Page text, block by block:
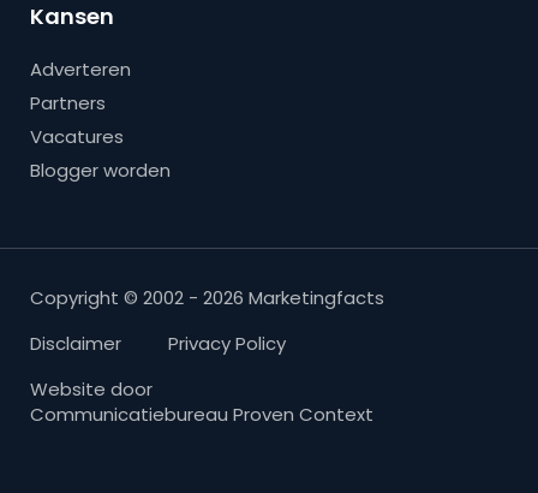
Kansen
Adverteren
Partners
Vacatures
Blogger worden
Copyright © 2002 - 2026 Marketingfacts
Disclaimer
Privacy Policy
Website door
Communicatiebureau Proven Context